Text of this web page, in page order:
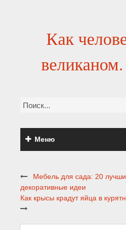
Как
Меню
Мебель для сада: 20
декоративные идеи
Как крысы крадут яйца в